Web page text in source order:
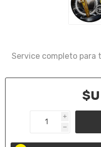
Service completo para
i
h